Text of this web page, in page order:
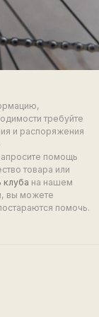
требуйте
и распоряжения
помощь
товара или
на нашем
вы можете
помочь.